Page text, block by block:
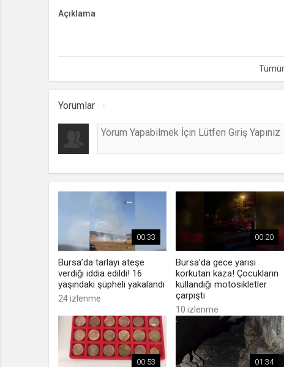
Açıklama
Yorumlar
00:33
Bursa’da tarlayı ateşe
verdiği iddia edildi! 16
yaşındaki şüpheli yakalandı
24 izlenme
00:20
Bursa’da gece yarısı
korkutan kaza! Çocukların
kullandığı motosikletler
çarpıştı
10 izlenme
00:53 01:34